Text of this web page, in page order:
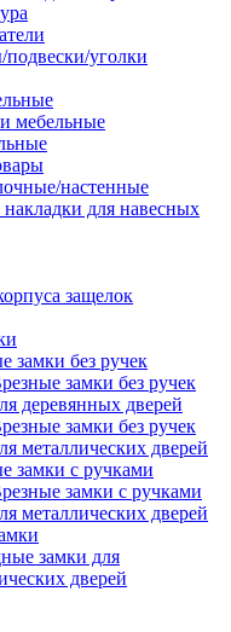
уголки
мебельные
настенные
для навесных
защелок
замки без ручек
замки без ручек
деревянных дверей
замки без ручек
металлических дверей
замки с ручками
замки с ручками
металлических дверей
замки для
дверей